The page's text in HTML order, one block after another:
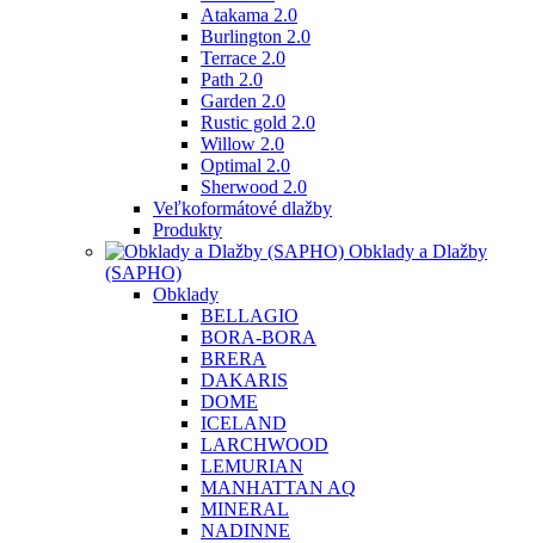
Atakama 2.0
Burlington 2.0
Terrace 2.0
Path 2.0
Garden 2.0
Rustic gold 2.0
Willow 2.0
Optimal 2.0
Sherwood 2.0
Veľkoformátové dlažby
Produkty
Obklady a Dlažby
(SAPHO)
Obklady
BELLAGIO
BORA-BORA
BRERA
DAKARIS
DOME
ICELAND
LARCHWOOD
LEMURIAN
MANHATTAN AQ
MINERAL
NADINNE